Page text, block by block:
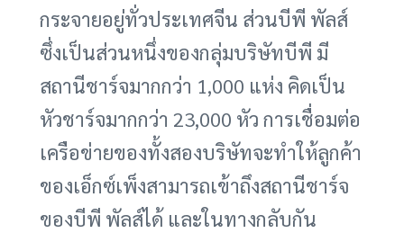
กระจายอยู่ทั่วประเทศจีน ส่วนบีพี พัลส์
ซึ่งเป็นส่วนหนึ่งของกลุ่มบริษัทบีพี มี
สถานีชาร์จมากกว่า 1,000 แห่ง คิดเป็น
หัวชาร์จมากกว่า 23,000 หัว การเชื่อมต่อ
เครือข่ายของทั้งสองบริษัทจะทำให้ลูกค้า
ของเอ็กซ์เพ็งสามารถเข้าถึงสถานีชาร์จ
ของบีพี พัลส์ได้ และในทางกลับกัน